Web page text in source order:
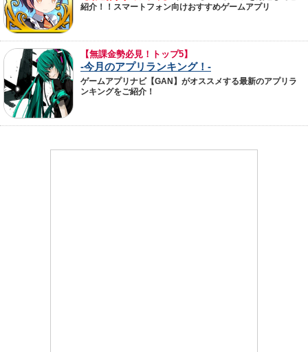
紹介！！スマートフォン向けおすすめゲームアプリ
【無課金勢必見！トップ5】
-今月のアプリランキング！-
ゲームアプリナビ【GAN】がオススメする最新のアプリラ
ンキングをご紹介！